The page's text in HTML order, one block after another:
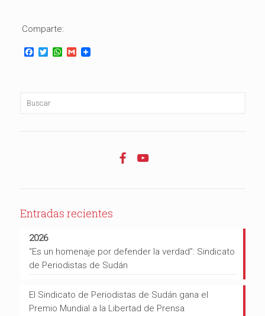
Comparte:
Facebook
TwitterWhatsApp
Gmail
Entradas recientes
2026
“Es un homenaje por defender la verdad”: Sindicato
de Periodistas de Sudán
El Sindicato de Periodistas de Sudán gana el
Premio Mundial a la Libertad de Prensa